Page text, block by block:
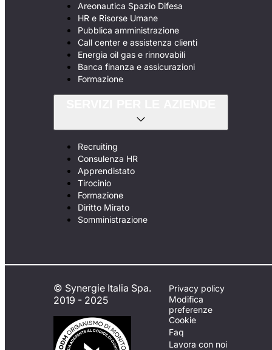
Areonautica Spazio Difesa
HR e Risorse Umane
Pubblica amministrazione
Call center e assistenza clienti
Energia oil gas e rinnovabili
Banca finanza e assicurazioni
Formazione
Recruiting
Consulenza HR
Apprendistato
Tirocinio
Formazione
Diritto Mirato
Somministrazione
© Synergie Italia Spa.
2019 - 2025
Privacy policy
Modifica
preferenze
Cookie
Faq
Lavora con noi